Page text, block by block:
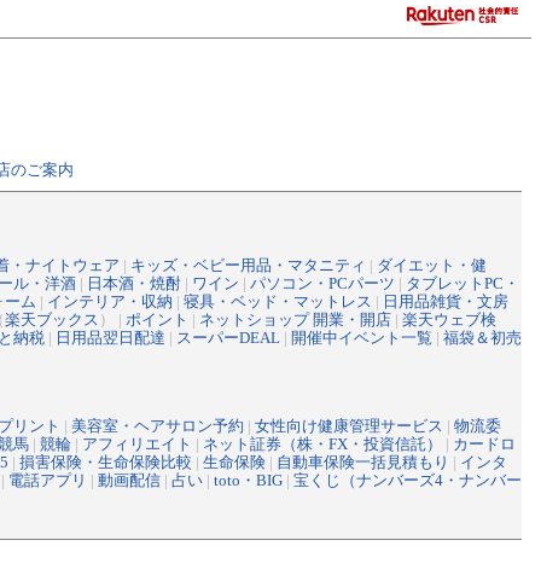
のご案内
・ナイトウェア | キッズ・ベビー用品・マタニティ | ダイエット・健
ル・洋酒 | 日本酒・焼酎 | ワイン | パソコン・PCパーツ | タブレットPC・
ーム | インテリア・収納 | 寝具・ベッド・マットレス | 日用品雑貨・文房
楽天ブックス ） | ポイント | ネットショップ 開業・開店 | 楽天ウェブ検
納税 | 日用品翌日配達 | スーパーDEAL | 開催中イベント一覧 | 福袋＆初売
リント | 美容室・ヘアサロン予約 | 女性向け健康管理サービス | 物流委
馬 | 競輪 | アフィリエイト | ネット証券（株・FX・投資信託） | カードロ
| 損害保険・生命保険比較 | 生命保険 | 自動車保険一括見積もり | インタ
電話アプリ | 動画配信 | 占い | toto・BIG | 宝くじ（ナンバーズ4・ナンバー